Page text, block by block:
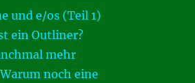
und e/os (Teil 1)
ein Outliner?
mehr
noch eine